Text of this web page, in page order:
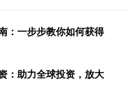
：一步步教你如何获得
：助力全球投资，放大